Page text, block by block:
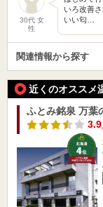
30代 女
性
いろ改善
いい匂…
関連情報から探す
近くのオススメ
ふとみ銘泉 万葉
3.9